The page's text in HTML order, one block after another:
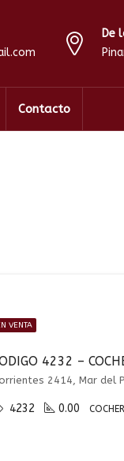
De
Contacto
VENTA
4232 0.00